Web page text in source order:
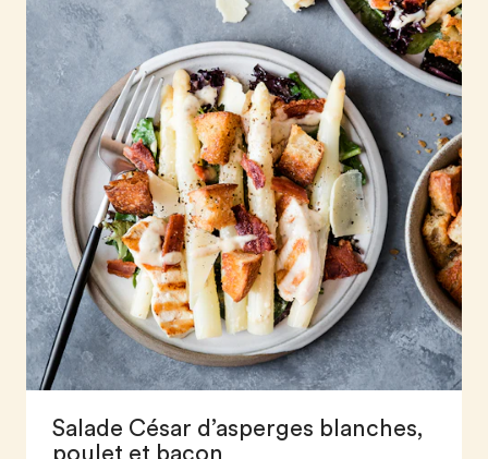
Salade César d’asperges blanches,
poulet et bacon